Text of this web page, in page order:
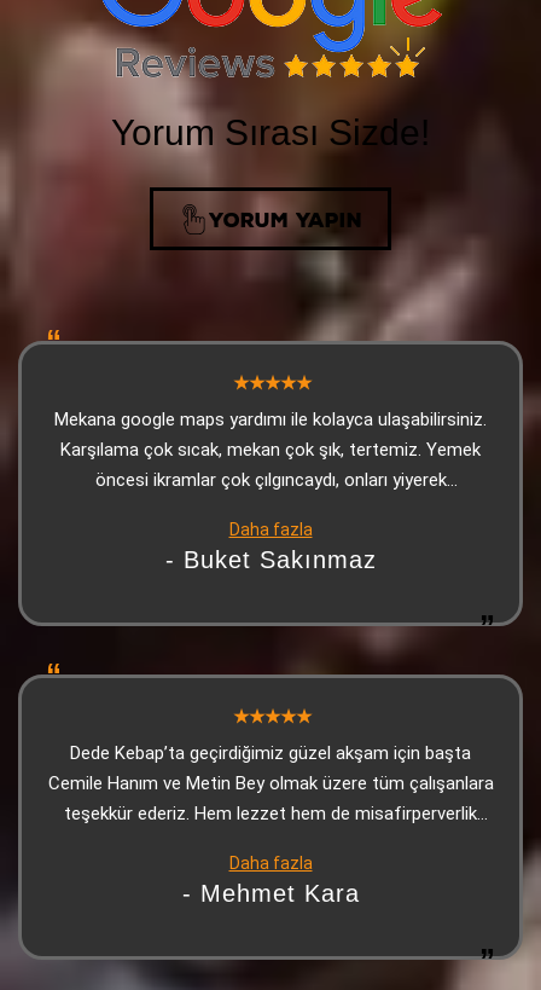
Yorum Sırası Sizde!
YORUM YAPIN
Mekana google maps yardımı ile kolayca ulaşabilirsiniz.
Karşılama çok sıcak, mekan çok şık, tertemiz. Yemek
öncesi ikramlar çok çılgıncaydı, onları yiyerek
tatlı (yine ikram) harikaydı. Personel çok sıcakkanlı,
güleryüzlü ve ilgiliydi. Biz çok beğendik tavsiye ediyorum
Daha fazla
- Buket Sakınmaz
Dede Kebap’ta geçirdiğimiz güzel akşam için başta
Cemile Hanım ve Metin Bey olmak üzere tüm çalışanlara
teşekkür ederiz. Hem lezzet hem de misafirperverlik
Daha fazla
- Mehmet Kara